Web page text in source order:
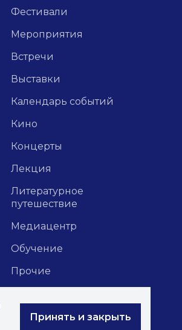
Фестивали
Мероприятия
Встречи
Выставки
Календарь событий
Кино
Концерты
Лекция
Литературное
путешествие
Медиацентр
Обучение
Прочие
Экскурсии
Принять и закрыть